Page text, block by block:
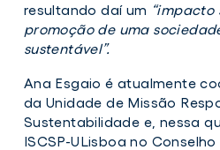
resultando daí um
promoção de uma
sustentável”.
Ana Esgaio é atualmente
da Unidade de Missão
Sustentabilidade e, nessa
ISCSP-ULisboa no